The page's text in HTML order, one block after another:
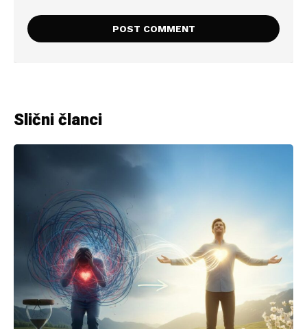
Slični članci